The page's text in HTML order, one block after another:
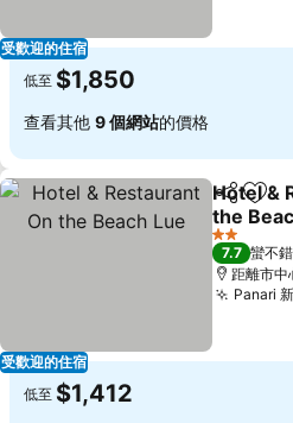
受歡迎的住宿
低至 $1,850
查看其他 9 個網站的價格
受歡迎的住宿
分享 加
Hotel &
the
查看價格
2 星級
7.7 蠻不錯
距離市中
Panari
低至 $1,412